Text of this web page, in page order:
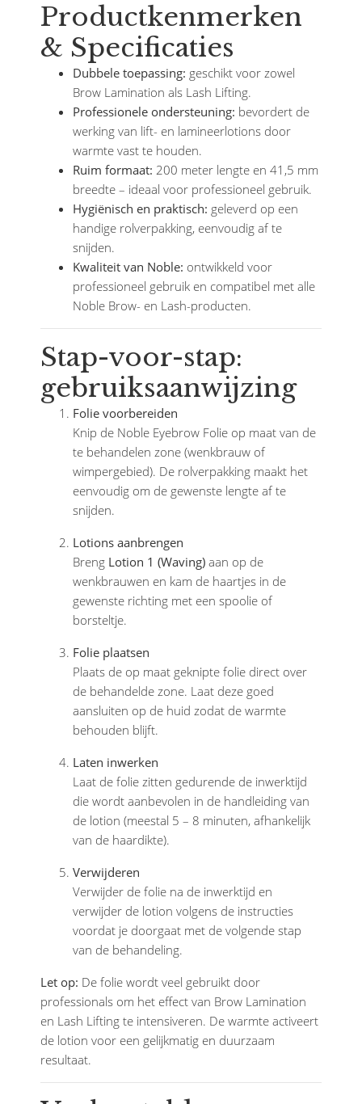
Productkenmerken
& Specificaties
Dubbele toepassing: geschikt voor zowel
Brow Lamination als Lash Lifting.
Professionele ondersteuning: bevordert de
werking van lift- en lamineerlotions door
warmte vast te houden.
Ruim formaat: 200 meter lengte en 41,5 mm
breedte – ideaal voor professioneel gebruik.
Hygiënisch en praktisch: geleverd op een
handige rolverpakking, eenvoudig af te
snijden.
Kwaliteit van Noble: ontwikkeld voor
professioneel gebruik en compatibel met alle
Noble Brow- en Lash-producten.
Stap-voor-stap:
gebruiksaanwijzing
Folie voorbereiden
Knip de Noble Eyebrow Folie op maat van de
te behandelen zone (wenkbrauw of
wimpergebied). De rolverpakking maakt het
eenvoudig om de gewenste lengte af te
snijden.
Lotions aanbrengen
Breng Lotion 1 (Waving) aan op de
wenkbrauwen en kam de haartjes in de
gewenste richting met een spoolie of
borsteltje.
Folie plaatsen
Plaats de op maat geknipte folie direct over
de behandelde zone. Laat deze goed
aansluiten op de huid zodat de warmte
behouden blijft.
Laten inwerken
Laat de folie zitten gedurende de inwerktijd
die wordt aanbevolen in de handleiding van
de lotion (meestal 5 – 8 minuten, afhankelijk
van de haardikte).
Verwijderen
Verwijder de folie na de inwerktijd en
verwijder de lotion volgens de instructies
voordat je doorgaat met de volgende stap
van de behandeling.
Let op: De folie wordt veel gebruikt door
professionals om het effect van Brow Lamination
en Lash Lifting te intensiveren. De warmte activeert
de lotion voor een gelijkmatig en duurzaam
resultaat.